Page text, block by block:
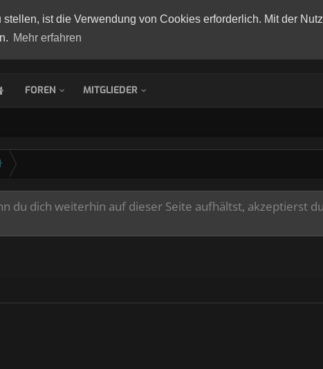
ist die Verwendung von Cookies erforderlich. Mit der
Mehr erfahren
FOREN MITGLIEDER
du dich weiterhin auf dieser Seite aufhältst, akzeptierst